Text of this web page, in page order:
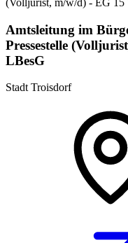
Amtsleitung im
Pressestelle
LBesG
Stadt Troisdorf